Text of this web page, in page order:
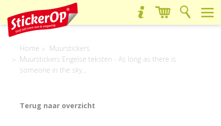
Home
Muurstickers
Muurstickers Engelse teksten - As long as there is
someone in the sky...
Terug naar overzicht